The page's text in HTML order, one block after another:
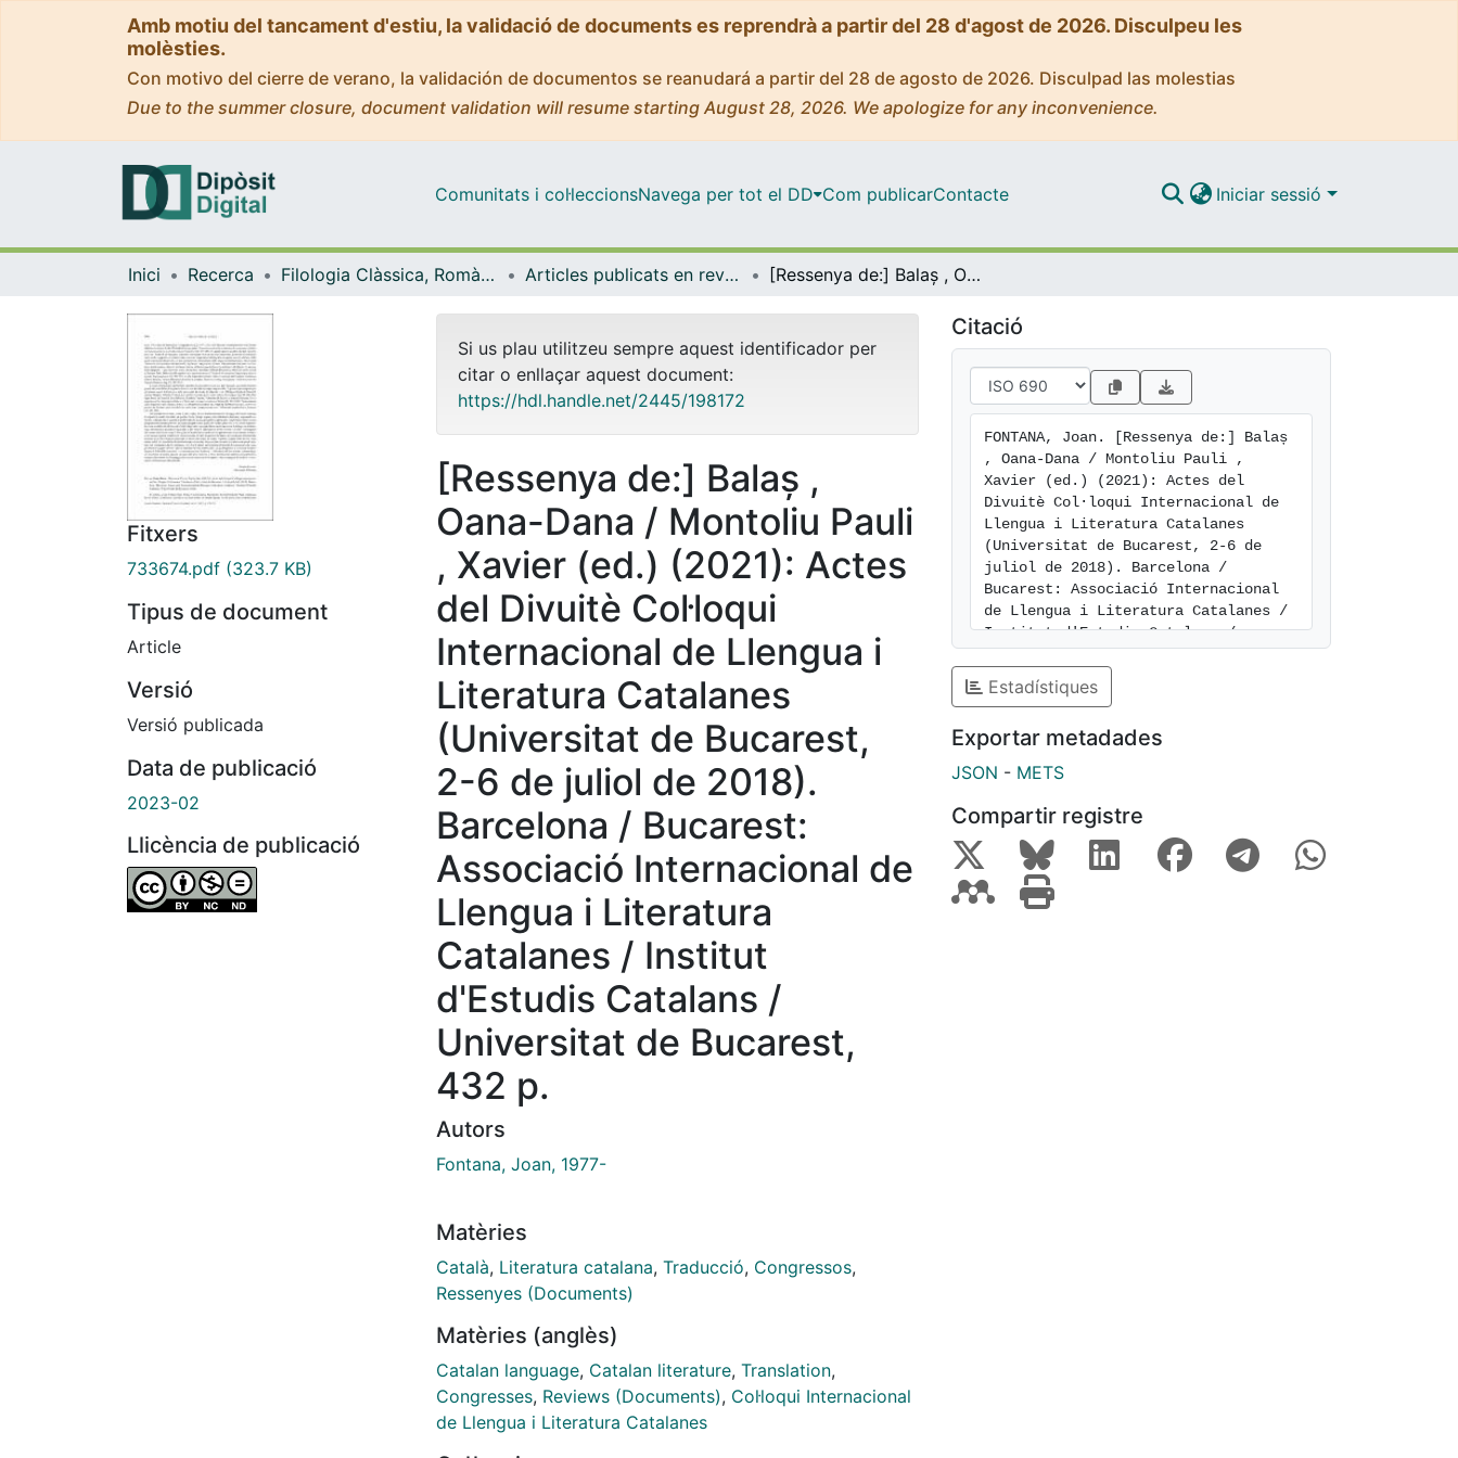
Amb motiu del tancament d'estiu, la validació de documents es reprendrà a partir del 28 d'agost de 2026. Disculpeu les
molèsties.
Con motivo del cierre de verano, la validación de documentos se reanudará a partir del 28 de agosto de 2026. Disculpad las molestias
Due to the summer closure, document validation will resume starting August 28, 2026. We apologize for any inconvenience.
Comunitats i col·leccionsNavega per tot el DD Com publicarContacte Iniciar sessió
Inici Recerca Filologia Clàssica, Romànica i Semítica Articles publicats en revistes (Filologia Clàssica, Romànica i Semítica) [Ressenya de:] Balaș , Oana-Dana / Montoliu Pauli , Xavier (ed.) (2021): Actes del Divuitè Col·loqui Internacional de Llengua i Literatura Catalanes (Universitat de Bucarest, 2-6 de juliol de 2018). Barcelona / Bucarest: Associació Internacional de Llengua i Literatura Catalanes / Institut d'Estudis Catalans / Universitat de Bucarest, 432 p.
Fitxers
733674.pdf (323.7 KB)
Tipus de document
Article
Versió
Versió publicada
Data de publicació
2023-02
Llicència de publicació
Si us plau utilitzeu sempre aquest identificador per
citar o enllaçar aquest document:
https://hdl.handle.net/2445/198172
[Ressenya de:] Balaș ,
Oana-Dana / Montoliu Pauli
, Xavier (ed.) (2021): Actes
del Divuitè Col·loqui
Internacional de Llengua i
Literatura Catalanes
(Universitat de Bucarest,
2-6 de juliol de 2018).
Barcelona / Bucarest:
Associació Internacional de
Llengua i Literatura
Catalanes / Institut
d'Estudis Catalans /
Universitat de Bucarest,
432 p.
Autors
Fontana, Joan, 1977-
Matèries
Català, Literatura catalana, Traducció, Congressos,
Ressenyes (Documents)
Matèries (anglès)
Catalan language, Catalan literature, Translation,
Congresses, Reviews (Documents), Col·loqui Internacional
de Llengua i Literatura Catalanes
Citació
FONTANA, Joan. [Ressenya de:] Balaș
, Oana-Dana / Montoliu Pauli ,
Xavier (ed.) (2021): Actes del
Divuitè Col·loqui Internacional de
Llengua i Literatura Catalanes
(Universitat de Bucarest, 2-6 de
juliol de 2018). Barcelona /
Bucarest: Associació Internacional
de Llengua i Literatura Catalanes /
Institut d'Estudis Catalans /
Estudis Romànics
num. 396-400. ISSN 0211-8572.
Available at:
https://hdl.handle.net/2445/198172
Estadístiques
Exportar metadades
JSON - METS
Compartir registre